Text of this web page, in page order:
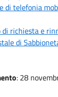
di telefonia
richiesta e
di
: 28